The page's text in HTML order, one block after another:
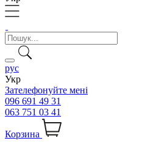
рус
Укр
Зателефонуйте мені
096 691 49 31
063 751 03 41
Корзина